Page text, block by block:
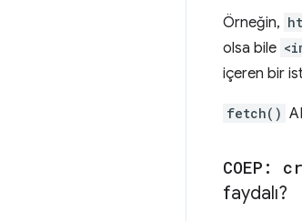
Örneğin,
olsa bile
içeren bir
fetch()
COEP:
faydalı?